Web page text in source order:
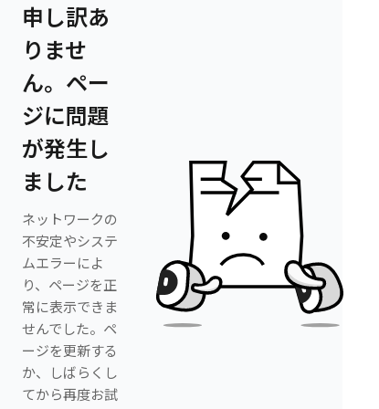
申し訳あ
りませ
ん。ペー
ジに問題
が発生し
ました
ネットワークの
不安定やシステ
ムエラーによ
り、ページを正
常に表示できま
せんでした。ペ
ージを更新する
か、しばらくし
てから再度お試